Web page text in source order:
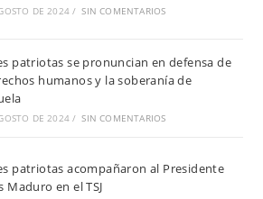
DE 2024 / SIN COMENTARIOS
patriotas se pronuncian en defensa de
humanos y la soberanía de
DE 2024 / SIN COMENTARIOS
patriotas acompañaron al Presidente
Maduro en el TSJ